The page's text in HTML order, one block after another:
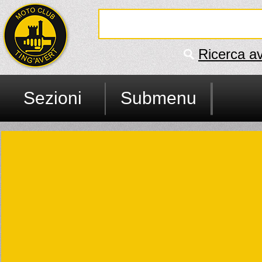
Ricerca
Sezioni Submenu